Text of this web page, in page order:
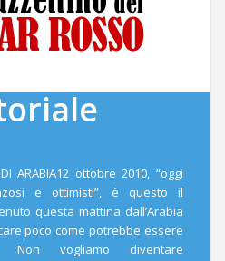
ARABIA12 ottobre 2010, “oggi
e ottimisti”, è questo il
questa mattina dall’Arabia
poco come potrebbe essere
vogliamo diventare